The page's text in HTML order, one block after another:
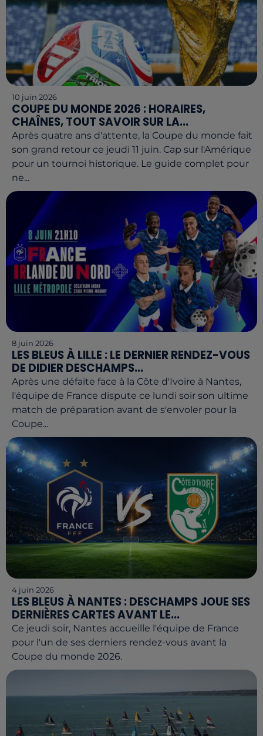
10 juin 2026
COUPE DU MONDE 2026 : HORAIRES,
CHAÎNES, TOUT SAVOIR SUR LA...
Après quatre ans d'attente, la Coupe du monde fait
son grand retour ce jeudi 11 juin. Cap sur l'Amérique
pour un tournoi historique. Le guide complet pour
ne...
8 juin 2026
LES BLEUS À LILLE : LE DERNIER RENDEZ-VOUS
DE DIDIER DESCHAMPS...
Après une défaite face à la Côte d'Ivoire à Nantes,
l'équipe de France dispute ce lundi soir son ultime
match de préparation avant de s'envoler pour la
Coupe...
4 juin 2026
LES BLEUS À NANTES : DESCHAMPS JOUE SES
DERNIÈRES CARTES AVANT LE...
Ce jeudi soir, Nantes accueille l'équipe de France
pour l'un de ses derniers rendez-vous avant la
Coupe du monde 2026.